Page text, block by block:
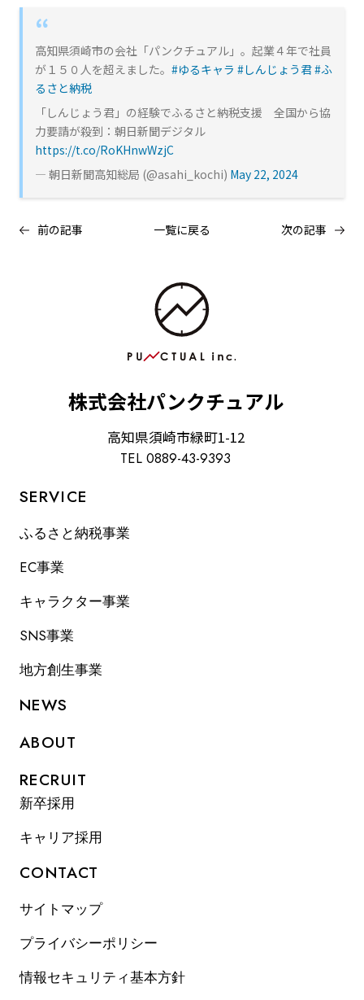
高知県須崎市の会社「パンクチュアル」。起業４年で社員
が１５０人を超えました。 #ゆるキャラ #しんじょう君#ふ
るさと納税
「しんじょう君」の経験でふるさと納税支援 全国から協
力要請が殺到：朝日新聞デジタル
https://t.co/RoKHnwWzjC
— 朝日新聞高知総局 (@asahi_kochi) May 22, 2024
前の記事 一覧に戻る 次の記事
株式会社パンクチュアル
高知県須崎市緑町1-12
TEL 0889-43-9393
SERVICE
ふるさと納税事業
EC事業
キャラクター事業
SNS事業
地方創生事業
NEWS
ABOUT
RECRUIT
新卒採用
キャリア採用
CONTACT
サイトマップ
プライバシーポリシー
情報セキュリティ基本方針